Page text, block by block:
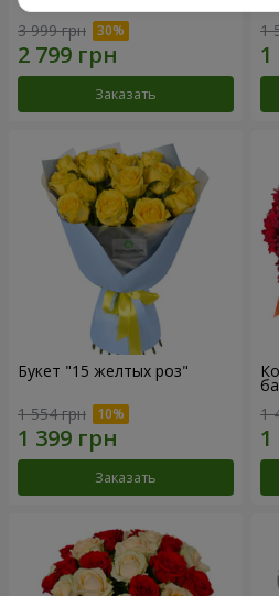
3 999 грн
Заказать
1
Букет "15 желтых роз"
1 554 грн
Заказать
1